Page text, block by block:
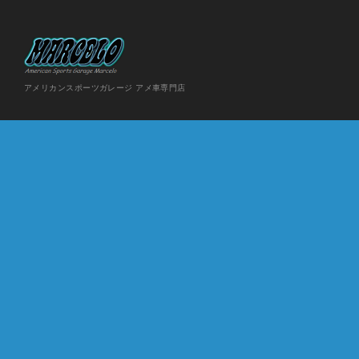
アメリカンスポーツガレージ アメ車専門店